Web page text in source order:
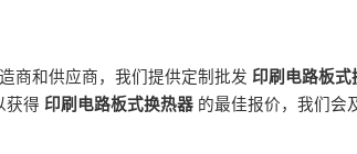
商和供应商，我们提供定制批发 印刷电路板式
获得 印刷电路板式换热器的最佳报价，我们会